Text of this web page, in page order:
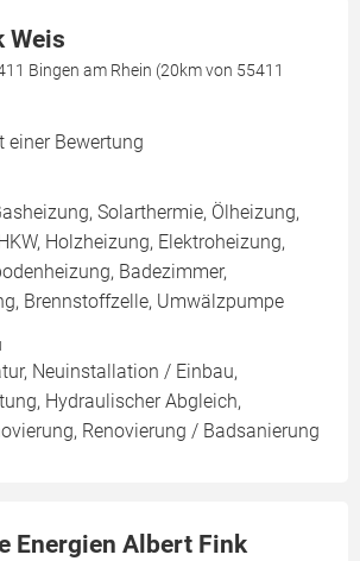
Weis
Bingen am Rhein (20km von 55411
einer Bewertung
Solarthermie, Ölheizung,
Holzheizung, Elektroheizung,
Badezimmer,
Brennstoffzelle, Umwälzpumpe
Neuinstallation / Einbau,
Hydraulischer Abgleich,
Renovierung / Badsanierung
Energien Albert Fink